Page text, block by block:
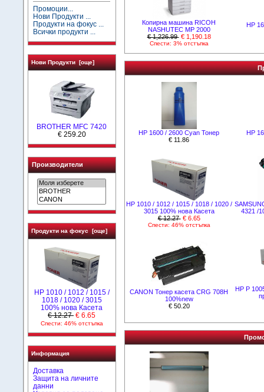
Промоции...
Нови Продукти ...
Продукти на фокус ...
Всички продукти ...
Нови Продукти [още]
BROTHER MFC 7420
€ 259.20
Производители
Продукти на фокус [още]
НР 1010 / 1012 / 1015 /
1018 / 1020 / 3015
100% нова Касета
€ 12.27 € 6.65
Спести: 46% отстъпка
Информация
Доставка
Защита на личните
данни
Копирна машина RICOH
NASHUTEC MP 2000
€ 1,226.99 € 1,190.18
Спести: 3% отстъпка
HР
HР 1600 / 2600 Cyan Тонер
€ 11.86
HР
НР 1010 / 1012 / 1015 / 1018 / 1020 /
3015 100% нова Касета
€ 12.27 € 6.65
Спести: 46% отстъпка
4321 /
CANON Тонер касета CRG 708H
100%new
€ 50.20
HP P